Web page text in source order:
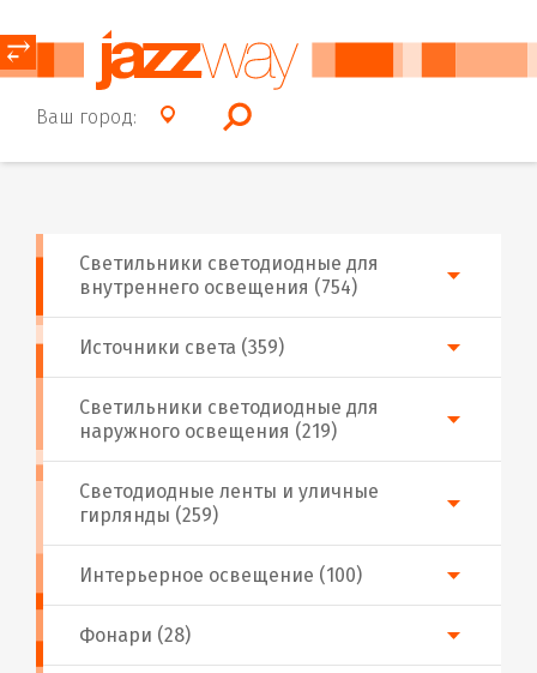
Ваш город:
⥂
Фонари (28)
Интерьерное освещение (100)
Источники света (359)
Светодиодные ленты и уличные
гирлянды (259)
Светильники светодиодные для
внутреннего освещения (754)
Светильники светодиодные для
наружного освещения (219)